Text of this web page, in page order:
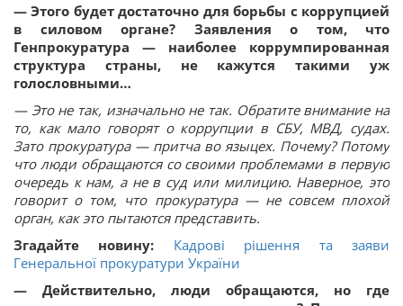
— Этого будет достаточно для борьбы с коррупцией
в силовом органе? Заявления о том, что
Генпрокуратура — наиболее коррумпированная
структура страны, не кажутся такими уж
голословными…
— Это не так, изначально не так. Обратите внимание на
то, как мало говорят о коррупции в СБУ, МВД, судах.
Зато прокуратура — притча во языцех. Почему? Потому
что люди обращаются со своими проблемами в первую
очередь к нам, а не в суд или милицию. Наверное, это
говорит о том, что прокуратура — не совсем плохой
орган, как это пытаются представить.
Згадайте новину: Кадрові рішення та заяви
Генеральної прокуратури України
— Действительно, люди обращаются, но где